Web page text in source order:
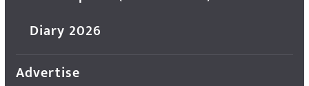
Diary 2026
Advertise